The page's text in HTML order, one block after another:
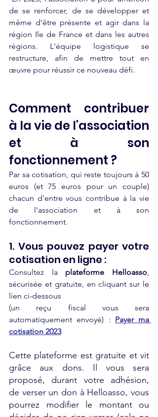
de se renforcer, de se développer et
même d'être présente et agir dans la
région Ile de France et dans les autres
régions. L'équipe logistique se
restructure, afin de mettre tout en
œuvre pour réussir ce nouveau défi.
Comment contribuer
à la vie de l'association
et à son
fonctionnement ?
Par sa cotisation, qui reste toujours à 50
euros (et 75 euros pour un couple)
chacun d'entre vous contribue à la vie
de l'association et à son
fonctionnement.
1. Vous pouvez payer votre
cotisation en ligne :
Consultez la plateforme Helloasso
sécurisée et gratuite, en cliquant sur le
lien ci-dessous
(un reçu fiscal vous sera
automatiquement envoyé) : Payer ma
cotisation 2023
Cette plateforme est gratuite et vit
grâce aux dons. Il vous sera
proposé, durant votre adhésion,
de verser un don à Helloasso, vous
pourrez modifier le montant ou